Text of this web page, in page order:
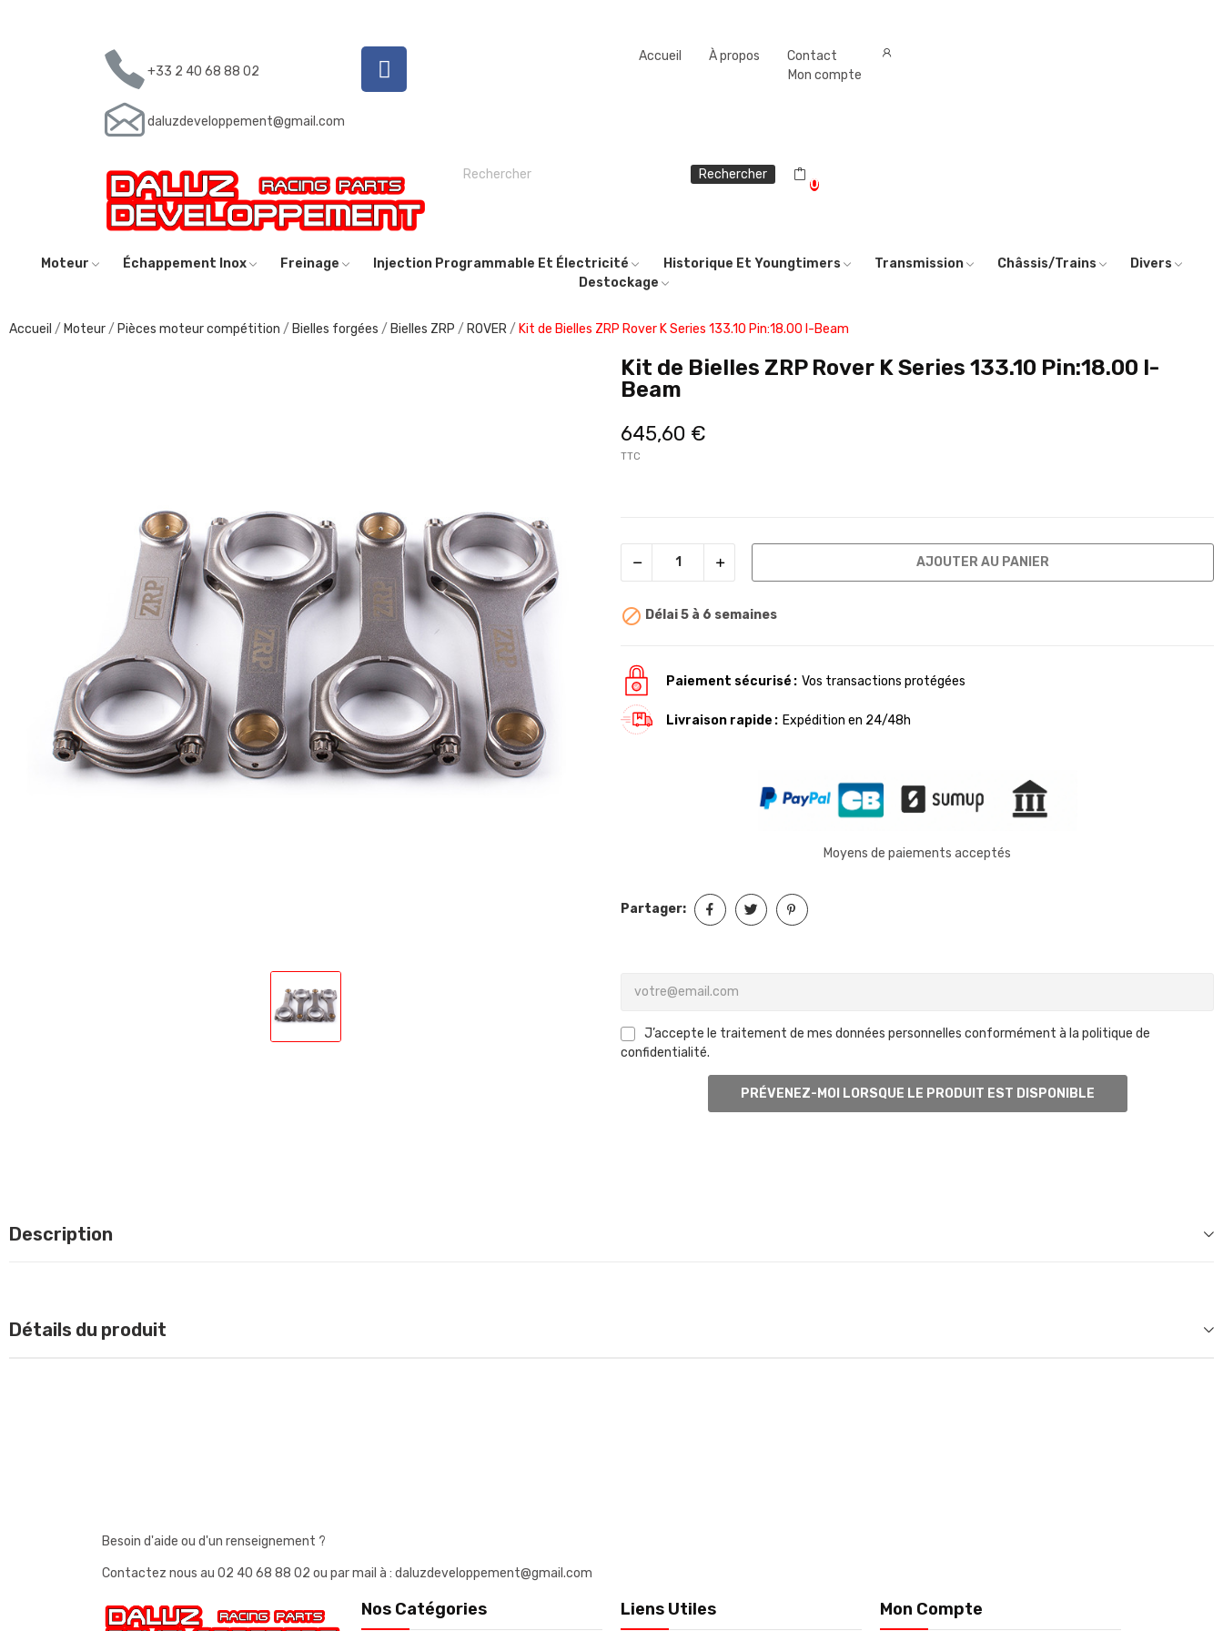
+33 2 40 68 88 02
daluzdeveloppement@gmail.com
Accueil À propos
Contact
Mon compte
Rechercher
0
Moteur Échappement Inox Freinage Injection Programmable Et Électricité Historique Et Youngtimers Transmission Châssis/Trains
Divers
Destockage
Accueil Moteur Pièces moteur compétition Bielles forgées Bielles ZRP ROVER Kit de Bielles ZRP Rover K Series 133.10 Pin:18.00 I-Beam
Kit de Bielles ZRP Rover K Series 133.10 Pin:18.00 I-
Beam
645,60 €
TTC
AJOUTER AU PANIER
 Délai 5 à 6 semaines
Paiement sécurisé Vos transactions protégées
Livraison rapide Expédition en 24/48h
Moyens de paiements acceptés
Partager:
J’accepte le traitement de mes données personnelles conformément à la politique de
confidentialité.
PRÉVENEZ-MOI LORSQUE LE PRODUIT EST DISPONIBLE
Description
Détails du produit
Besoin d'aide ou d'un renseignement ?
Contactez nous au 02 40 68 88 02 ou par mail à : daluzdeveloppement@gmail.com
Nos Catégories Liens Utiles Mon Compte